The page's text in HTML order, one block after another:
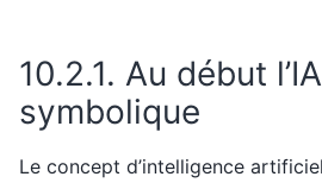
10.2.1. Au début l’IA
symbolique
Le concept d’intelligence